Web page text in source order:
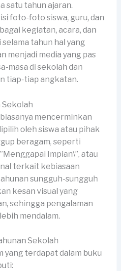
satu tahun ajaran.
foto-foto siswa, guru, dan
kegiatan, acara, dan
tahun hal yang
menjadi media yang pas
masa di sekolah dan
tiap-tiap angkatan.
Sekolah
mencerminkan
oleh siswa atau pihak
beragam, seperti
Impian\”, atau
terkait kebiasaan
sungguh-sungguh
kesan visual yang
sehingga pengalaman
mendalam.
Sekolah
yang terdapat dalam buku